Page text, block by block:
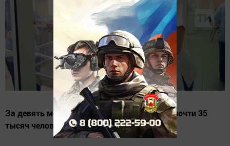
За девять месяцев в республике родилось почти 35
тысяч человек.